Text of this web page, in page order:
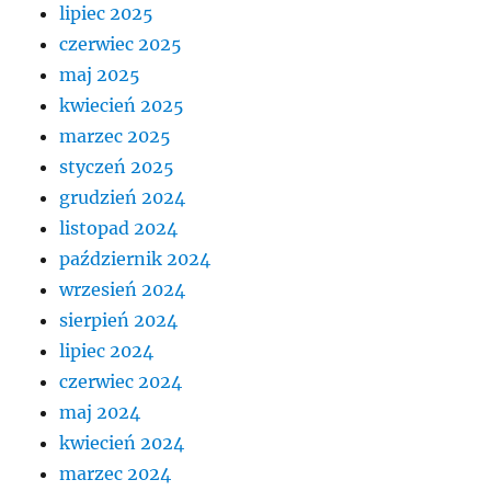
lipiec 2025
czerwiec 2025
maj 2025
kwiecień 2025
marzec 2025
styczeń 2025
grudzień 2024
listopad 2024
październik 2024
wrzesień 2024
sierpień 2024
lipiec 2024
czerwiec 2024
maj 2024
kwiecień 2024
marzec 2024